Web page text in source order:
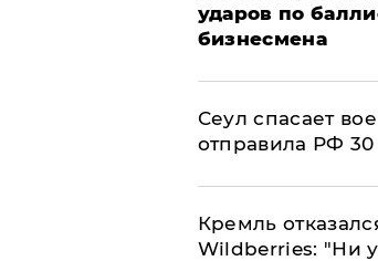
ударов по
бизнесмена
​Сеул спасает
отправила РФ 30
Кремль
Wildberries: "Ни